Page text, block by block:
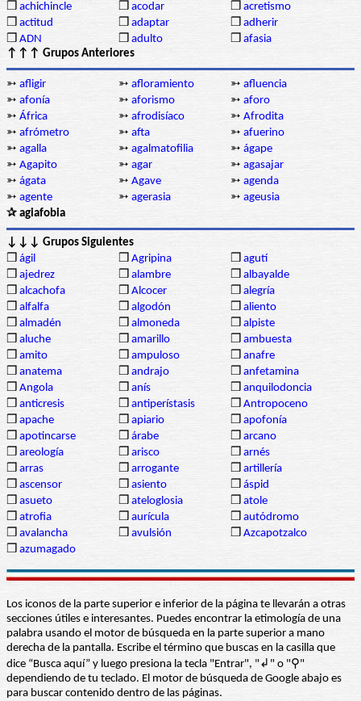
❒ achichincle ❒ acodar ❒ acretismo
❒ actitud ❒ adaptar ❒ adherir
❒ ADN ❒ adulto ❒ afasia
↑↑↑ Grupos Anteriores
➳ afligir ➳ afloramiento ➳ afluencia
➳ afonía ➳ aforismo ➳ aforo
➳ África ➳ afrodisíaco ➳ Afrodita
➳ afrómetro ➳ afta ➳ afuerino
➳ agalla ➳ agalmatofilia ➳ ágape
➳ Agapito ➳ agar ➳ agasajar
➳ ágata ➳ Agave ➳ agenda
➳ agente ➳ agerasia ➳ ageusia
✰ agiafobia
↓↓↓ Grupos Siguientes
❒ ágil ❒ Agripina ❒ agutí
❒ ajedrez ❒ alambre ❒ albayalde
❒ alcachofa ❒ Alcocer ❒ alegría
❒ alfalfa ❒ algodón ❒ aliento
❒ almadén ❒ almoneda ❒ alpiste
❒ aluche ❒ amarillo ❒ ambuesta
❒ amito ❒ ampuloso ❒ anafre
❒ anatema ❒ andrajo ❒ anfetamina
❒ Angola ❒ anís ❒ anquilodoncia
❒ anticresis ❒ antiperístasis ❒ Antropoceno
❒ apache ❒ apiario ❒ apofonía
❒ apotincarse ❒ árabe ❒ arcano
❒ areología ❒ arisco ❒ arnés
❒ arras ❒ arrogante ❒ artillería
❒ ascensor ❒ asiento ❒ áspid
❒ asueto ❒ ateloglosia ❒ atole
❒ atrofia ❒ aurícula ❒ autódromo
❒ avalancha ❒ avulsión ❒ Azcapotzalco
❒ azumagado
Los iconos de la parte superior e inferior de la página te llevarán a otras
secciones útiles e interesantes. Puedes encontrar la etimología de una
palabra usando el motor de búsqueda en la parte superior a mano
derecha de la pantalla. Escribe el término que buscas en la casilla que
dice “Busca aquí” y luego presiona la tecla "Entrar", "↲" o "⚲"
dependiendo de tu teclado. El motor de búsqueda de Google abajo es
para buscar contenido dentro de las páginas.